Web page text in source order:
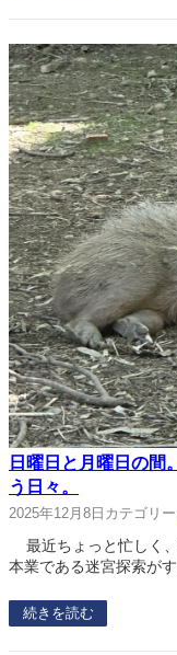
日曜日と月曜日の
う日々。
2025年12月8日 カテゴリ
最近ちょっと忙しく
本業である迷宮探索が
続きを読む